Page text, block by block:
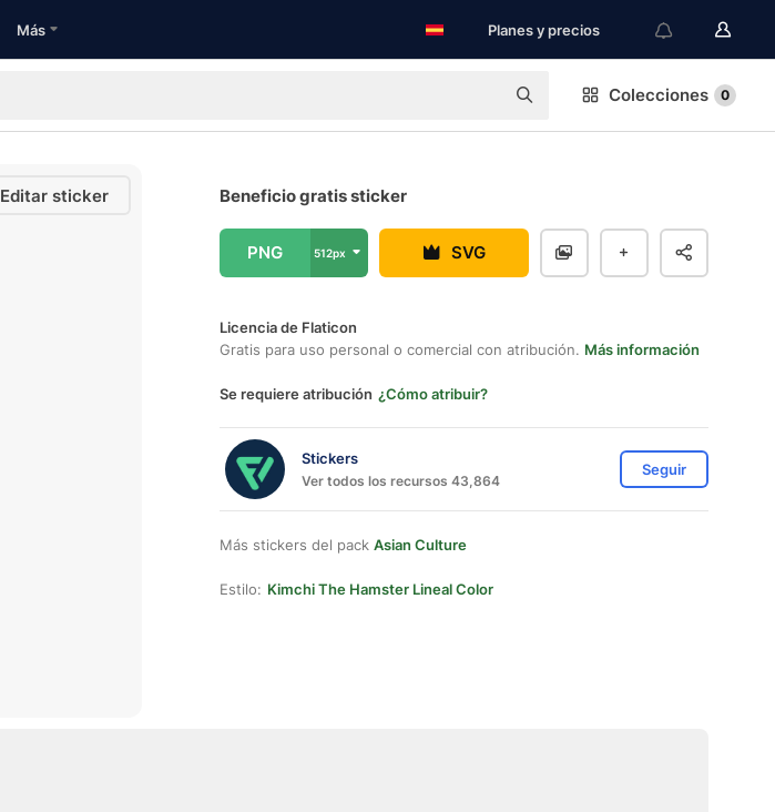
Más Planes y precios
Colecciones 0
Editar sticker Beneficio gratis sticker
PNG 512px SVG
Licencia de Flaticon
Gratis para uso personal o comercial con atribución. Más información
Se requiere atribución ¿Cómo atribuir?
Stickers
Ver todos los recursos 43,864
Seguir
Más stickers del pack Asian Culture
Estilo: Kimchi The Hamster Lineal Color